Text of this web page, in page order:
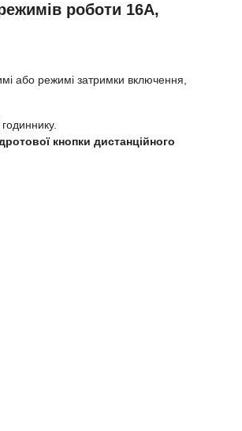
роботи 16А,
або режимі затримки включення,
кнопки дистанційного